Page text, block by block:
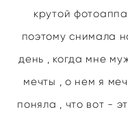
крутой
поэтому снимала
день , когда мне
мечты , о нем я
поняла , что вот -